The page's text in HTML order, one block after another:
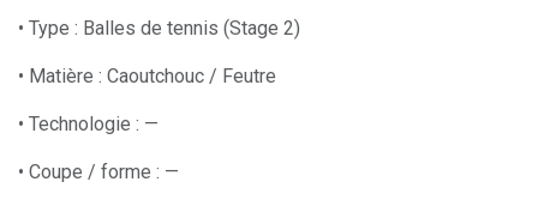
• Type : Balles de tennis (Stage 2)
• Matière : Caoutchouc / Feutre
• Technologie : —
• Coupe / forme : —